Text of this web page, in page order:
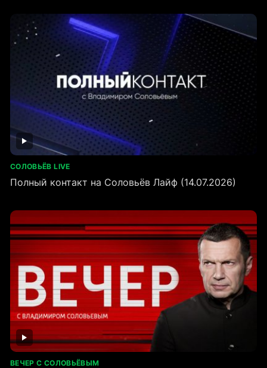
СОЛОВЬЁВ LIVE
Полный контакт на Соловьёв Лайф (14.07.2026)
ВЕЧЕР С СОЛОВЬЁВЫМ